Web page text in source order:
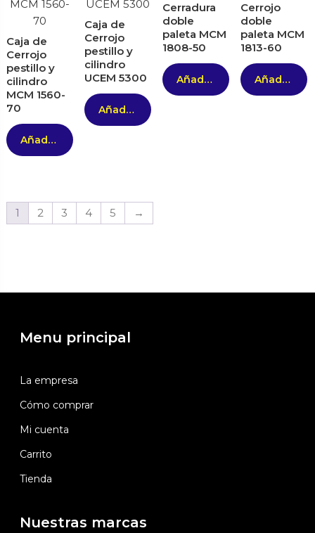
Caja de
Cerrojo
pestillo y
cilindro
MCM 1560-
70
Añadir al carrito
Caja de
Cerrojo
pestillo y
cilindro
UCEM 5300
Añadir al carrito
Cerradura
doble
paleta MCM
1808-50
Añadir al carrito
Cerrojo
doble
paleta MCM
1813-60
Añadir al carrito
1 2 3 4 5 →
Menu principal
La empresa
Cómo comprar
Mi cuenta
Carrito
Tienda
Nuestras marcas